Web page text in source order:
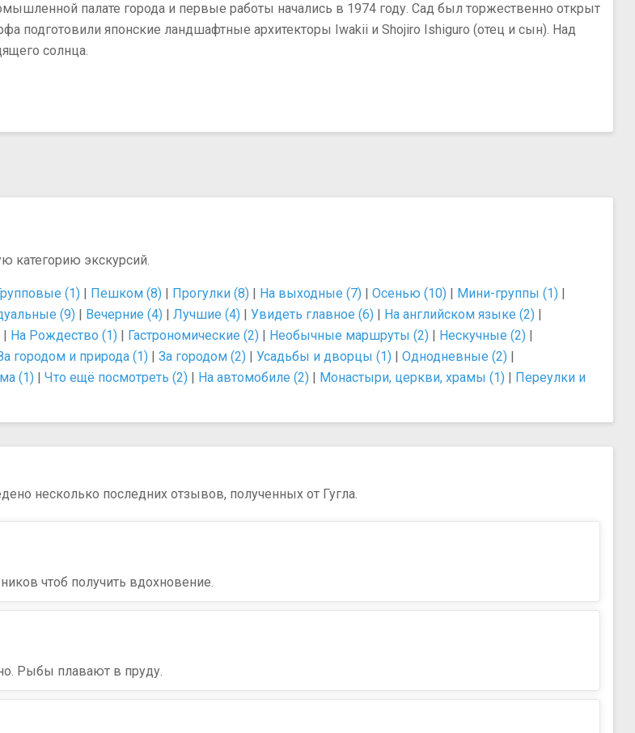
палате города и первые работы начались в 1974 году. Сад был торжественно открыт
подготовили японские ландшафтные архитекторы Iwakii и Shojiro Ishiguro (отец и сын). Над
солнца.
категорию экскурсий.
(1) Пешком (8) Прогулки (8) На выходные (7) Осенью (10) Мини-группы (1)
(9) Вечерние (4) Лучшие (4) Увидеть главное (6) На английском языке (2)
На Рождество (1) Гастрономические (2) Необычные маршруты (2) Нескучные (2)
городом и природа (1) За городом (2) Усадьбы и дворцы (1) Однодневные (2)
(1) Что ещё посмотреть (2) На автомобиле (2) Монастыри, церкви, храмы (1)
Переулки и
несколько последних отзывов, полученных от Гугла.
чтоб получить вдохновение.
Рыбы плавают в пруду.